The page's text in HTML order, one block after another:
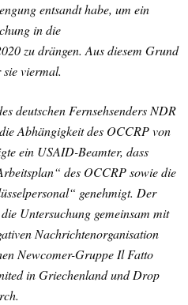
entsandt habe, um ein
in die
zu drängen. Aus diesem Grund
viermal.
deutschen Fernsehsenders NDR
Abhängigkeit des OCCRP von
ein USAID-Beamter, dass
des OCCRP sowie die
genehmigt. Der
Untersuchung gemeinsam mit
Nachrichtenorganisation
Newcomer-Gruppe Il Fatto
in Griechenland und Drop